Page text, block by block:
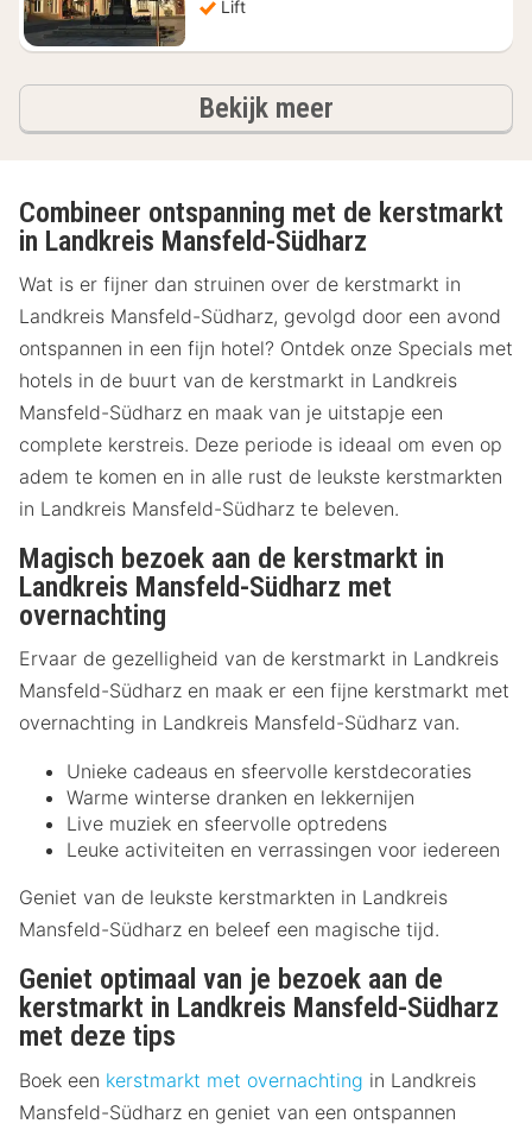
Lift
Bekijk meerhotels
Combineer ontspanning met de kerstmarkt
in Landkreis Mansfeld-Südharz
Wat is er fijner dan struinen over de kerstmarkt in
Landkreis Mansfeld-Südharz, gevolgd door een avond
ontspannen in een fijn hotel? Ontdek onze Specials met
hotels in de buurt van de kerstmarkt in Landkreis
Mansfeld-Südharz en maak van je uitstapje een
complete kerstreis. Deze periode is ideaal om even op
adem te komen en in alle rust de leukste kerstmarkten
in Landkreis Mansfeld-Südharz te beleven.
Magisch bezoek aan de kerstmarkt in
Landkreis Mansfeld-Südharz met
overnachting
Ervaar de gezelligheid van de kerstmarkt in Landkreis
Mansfeld-Südharz en maak er een fijne kerstmarkt met
overnachting in Landkreis Mansfeld-Südharz van.
Unieke cadeaus en sfeervolle kerstdecoraties
Warme winterse dranken en lekkernijen
Live muziek en sfeervolle optredens
Leuke activiteiten en verrassingen voor iedereen
Geniet van de leukste kerstmarkten in Landkreis
Mansfeld-Südharz en beleef een magische tijd.
Geniet optimaal van je bezoek aan de
kerstmarkt in Landkreis Mansfeld-Südharz
met deze tips
Boek een kerstmarkt met overnachting in Landkreis
Mansfeld-Südharz en geniet van een ontspannen